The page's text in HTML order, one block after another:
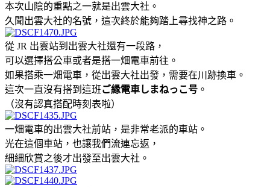
本次山陰的重點之一就是出雲大社。
久聞出雲大社的名號，這次終於能夠踏上尋找神之路。
從 JR 出雲站到出雲大社還有一段路，
可以選擇搭公車或者是搭一畑電車前往。
如果搭乘一畑電車，從出雲大社出發，需要在川跡換車。
這次一直沒有搭到這班ご縁電車しまねっこ号 。
（沒有認真搭配時刻表啦）
一畑電車的出雲大社前站，是非常老派的車站。
光在這個車站，也讓我們流連忘返，
細細欣賞之後才出發至出雲大社。